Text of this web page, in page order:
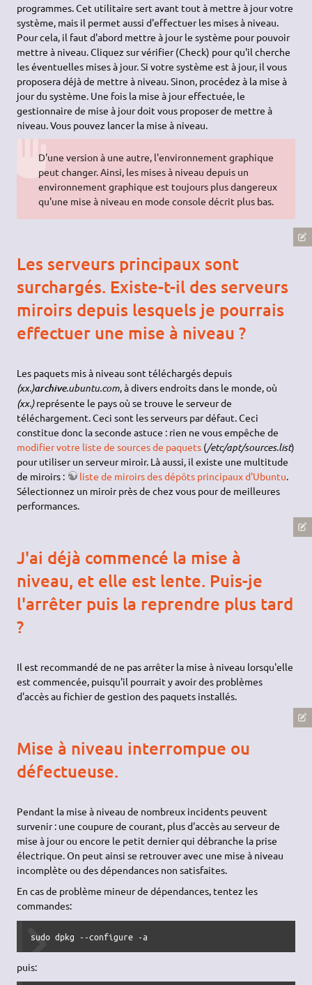
programmes. Cet utilitaire sert avant tout à mettre à jour votre
système, mais il permet aussi d'effectuer les mises à niveau.
Pour cela, il faut d'abord mettre à jour le système pour pouvoir
mettre à niveau. Cliquez sur vérifier (Check) pour qu'il cherche
les éventuelles mises à jour. Si votre système est à jour, il vous
proposera déjà de mettre à niveau. Sinon, procédez à la mise à
jour du système. Une fois la mise à jour effectuée, le
gestionnaire de mise à jour doit vous proposer de mettre à
niveau. Vous pouvez lancer la mise à niveau.
D'une version à une autre, l'environnement graphique
peut changer. Ainsi, les mises à niveau depuis un
environnement graphique est toujours plus dangereux
qu'une mise à niveau en mode console décrit plus bas.
Les serveurs principaux sont
surchargés. Existe-t-il des serveurs
miroirs depuis lesquels je pourrais
effectuer une mise à niveau ?
Les paquets mis à niveau sont téléchargés depuis
(xx.)archive.ubuntu.com, à divers endroits dans le monde, où
(xx.)représente le pays où se trouve le serveur de
téléchargement. Ceci sont les serveurs par défaut. Ceci
constitue donc la seconde astuce : rien ne vous empêche de
modifier votre liste de sources de paquets (/etc/apt/sources.list)
pour utiliser un serveur miroir. Là aussi, il existe une multitude
de miroirs :
liste de miroirs des dépôts principaux d'Ubuntu.
Sélectionnez un miroir près de chez vous pour de meilleures
performances.
J'ai déjà commencé la mise à
niveau, et elle est lente. Puis-je
l'arrêter puis la reprendre plus tard
?
Il est recommandé de ne pas arrêter la mise à niveau lorsqu'elle
est commencée, puisqu'il pourrait y avoir des problèmes
d'accès au fichier de gestion des paquets installés.
Mise à niveau interrompue ou
défectueuse.
Pendant la mise à niveau de nombreux incidents peuvent
survenir : une coupure de courant, plus d'accès au serveur de
mise à jour ou encore le petit dernier qui débranche la prise
électrique. On peut ainsi se retrouver avec une mise à niveau
incomplète ou des dépendances non satisfaites.
En cas de problème mineur de dépendances, tentez les
commandes:
sudo dpkg --configure -a
puis: